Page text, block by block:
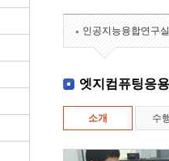
인공지능융합연구실
엣지컴퓨팅응
소개 수